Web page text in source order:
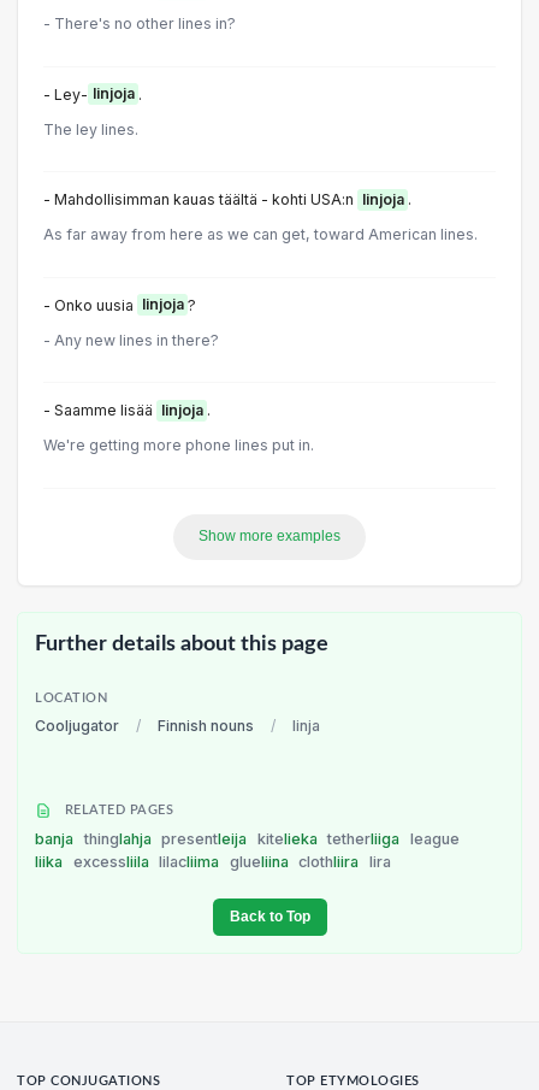
- There's no other lines in?
- Ley- linjoja .
The ley lines.
- Mahdollisimman kauas täältä - kohti USA:n linjoja .
As far away from here as we can get, toward American lines.
- Onko uusia linjoja ?
- Any new lines in there?
- Saamme lisää linjoja .
We're getting more phone lines put in.
Show more examples
Further details about this page
LOCATION
Cooljugator / Finnish nouns / linja
RELATED PAGES
banja thinglahja presentleija kitelieka tetherliiga
league
liika
excessliila lilacliima glueliina clothliira lira
Back to Top
TOP CONJUGATIONS TOP ETYMOLOGIES